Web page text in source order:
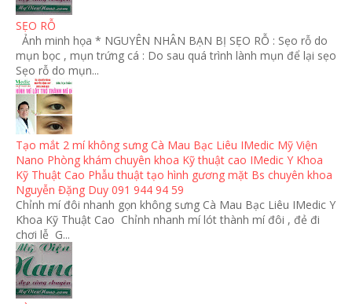
SẸO RỖ
Ảnh minh họa * NGUYÊN NHÂN BẠN BỊ SẸO RỖ : Sẹo rỗ do
mụn bọc , mụn trứng cá : Do sau quá trình lành mụn để lại sẹo
Sẹo rỗ do mụn...
Tạo mắt 2 mí không sưng Cà Mau Bạc Liêu IMedic Mỹ Viện
Nano Phòng khám chuyên khoa Kỹ thuật cao IMedic Y Khoa
Kỹ Thuật Cao Phẫu thuật tạo hình gương mặt Bs chuyên khoa
Nguyễn Đặng Duy 091 944 94 59
Chỉnh mí đôi nhanh gọn không sưng Cà Mau Bạc Liêu IMedic Y
Khoa Kỹ Thuật Cao Chỉnh nhanh mí lót thành mí đôi , đẻ đi
chơi lễ G...